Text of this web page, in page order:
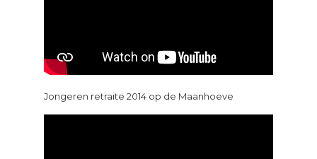
Jongeren retraite 2014 op de Maanhoeve